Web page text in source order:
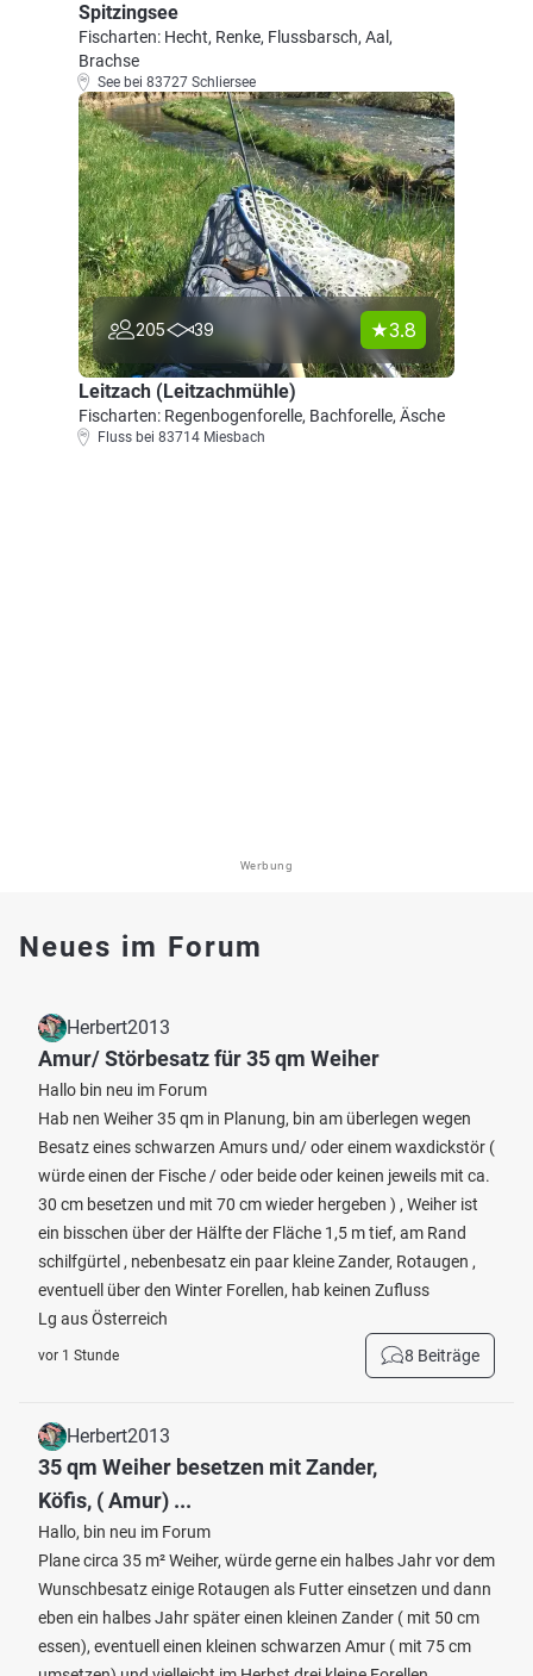
Spitzingsee
Fischarten: Hecht, Renke, Flussbarsch, Aal,
Brachse
See bei 83727 Schliersee
205 39 3.8
Leitzach (Leitzachmühle)
Fischarten: Regenbogenforelle, Bachforelle, Äsche
Fluss bei 83714 Miesbach
Werbung
Neues im Forum
Herbert2013
Amur/ Störbesatz für 35 qm Weiher
Hallo bin neu im Forum
Hab nen Weiher 35 qm in Planung, bin am überlegen wegen
Besatz eines schwarzen Amurs und/ oder einem waxdickstör (
würde einen der Fische / oder beide oder keinen jeweils mit ca.
30 cm besetzen und mit 70 cm wieder hergeben ) , Weiher ist
ein bisschen über der Hälfte der Fläche 1,5 m tief, am Rand
schilfgürtel , nebenbesatz ein paar kleine Zander, Rotaugen ,
eventuell über den Winter Forellen, hab keinen Zufluss
Lg aus Österreich
vor 1 Stunde 8 Beiträge
Herbert2013
35 qm Weiher besetzen mit Zander,
Köfis, ( Amur) ...
Hallo, bin neu im Forum
Plane circa 35 m² Weiher, würde gerne ein halbes Jahr vor dem
Wunschbesatz einige Rotaugen als Futter einsetzen und dann
eben ein halbes Jahr später einen kleinen Zander ( mit 50 cm
essen), eventuell einen kleinen schwarzen Amur ( mit 75 cm